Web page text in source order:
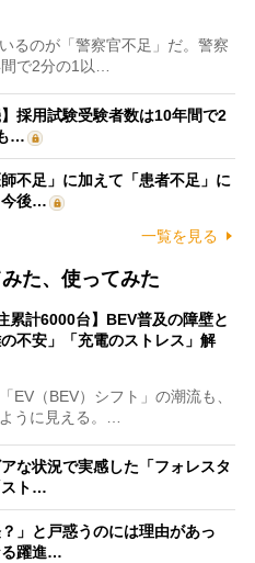
るのが「警察官不足」だ。警察
で2分の1以…
採用試験受験者数は10年間で2
…
不足」に加えて「患者不足」に
今後…
一覧を見る
た、使ってみた
累計6000台】BEV普及の障壁と
不安」「充電のストレス」解
（BEV）シフト」の潮流も、
うに見える。…
な状況で実感した「フォレスタ
スト…
」と戸惑うのには理由があっ
躍進…